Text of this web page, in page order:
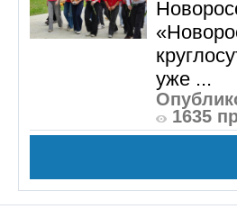
уже ...
1635